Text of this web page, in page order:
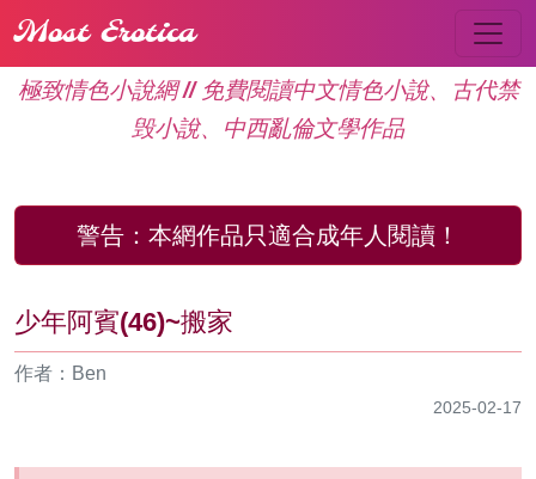
Most Erotica
極致情色小說網 // 免費閱讀中文情色小說、古代禁
毁小說、中西亂倫文學作品
警告： 本網作品只適合成年人閱讀！
少年阿賓(46)~搬家
作者：Ben
2025-02-17